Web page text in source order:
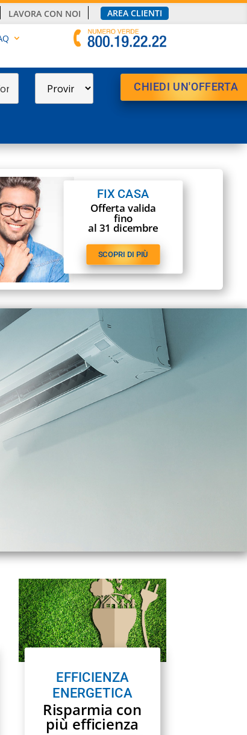
LAVORA CON NOI AREA CLIENTI
FIX CASA
Offerta valida
fino
al 31 dicembre
SCOPRI DI PIÙ
EFFICIENZA
ENERGETICA
Risparmia con
più efficienza